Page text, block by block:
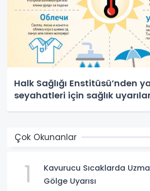
Halk Sağlığı Enstitüsü’nden
seyahatleri için sağlık
Çok Okunanlar
1
Kavurucu Sıcaklarda
Gölge Uyarısı